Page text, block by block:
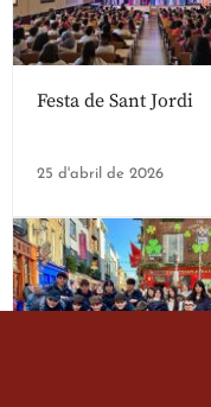
Festa de Sant Jordi
25 d'abril de 2026